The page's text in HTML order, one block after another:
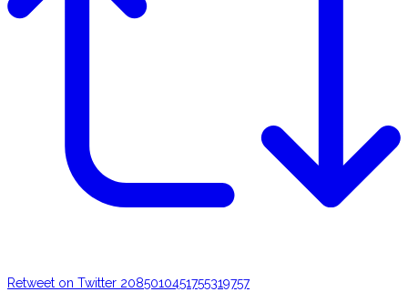
Retweet on Twitter 2085010451755319757